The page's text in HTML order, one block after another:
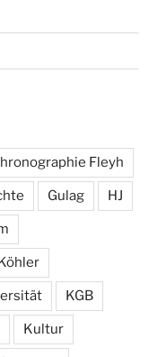
Fleyh
Gulag HJ
KGB
Kultur